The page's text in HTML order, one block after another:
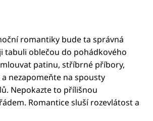
romantiky bude ta správná
tabuli oblečou do pohádkového
patinu, stříbrné příbory,
nezapomeňte na spousty
Nepokazte to přílišnou
Romantice sluší rozevlátost a